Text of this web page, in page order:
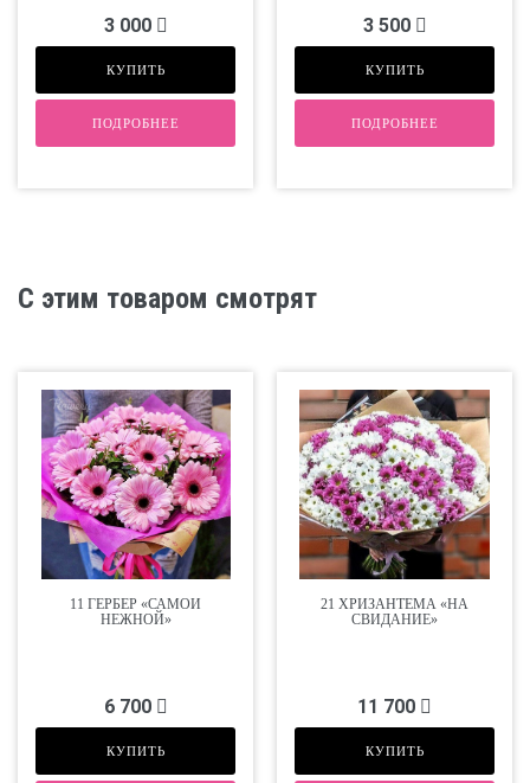
3 000
КУПИТЬ
ПОДРОБНЕЕ
3 500
КУПИТЬ
ПОДРОБНЕЕ
С этим товаром смотрят
11 ГЕРБЕР «САМОЙ
НЕЖНОЙ»
6 700
КУПИТЬ
21 ХРИЗАНТЕМА «НА
СВИДАНИЕ»
11 700
КУПИТЬ